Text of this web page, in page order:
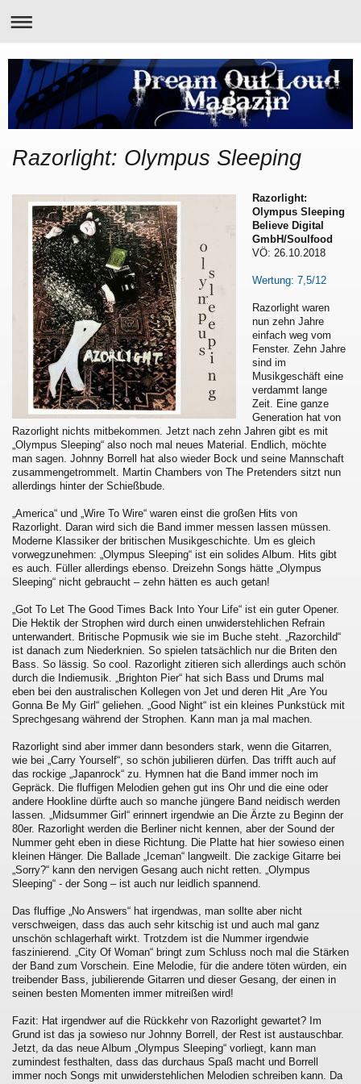
Razorlight: Olympus Sleeping
Razorlight:
Olympus Sleeping
Believe Digital
GmbH/Soulfood
VÖ: 26.10.2018
Wertung: 7,5/12
Razorlight waren
nun zehn Jahre
einfach weg vom
Fenster. Zehn Jahre
sind im
Musikgeschäft eine
verdammt lange
Zeit. Eine ganze
Generation hat von
Razorlight nichts mitbekommen. Jetzt nach zehn Jahren gibt es mit
„Olympus Sleeping“ also noch mal neues Material. Endlich, möchte
man sagen. Johnny Borrell hat also wieder Bock und seine Mannschaft
zusammengetrommelt. Martin Chambers von The Pretenders sitzt nun
allerdings hinter der Schießbude.
„America“ und „Wire To Wire“ waren einst die großen Hits von
Razorlight. Daran wird sich die Band immer messen lassen müssen.
Moderne Klassiker der britischen Musikgeschichte. Um es gleich
vorwegzunehmen: „Olympus Sleeping“ ist ein solides Album. Hits gibt
es auch. Füller allerdings ebenso. Dreizehn Songs hätte „Olympus
Sleeping“ nicht gebraucht – zehn hätten es auch getan!
„Got To Let The Good Times Back Into Your Life“ ist ein guter Opener.
Die Hektik der Strophen wird durch einen unwiderstehlichen Refrain
unterwandert. Britische Popmusik wie sie im Buche steht. „Razorchild“
ist danach zum Niederknien. So spielen tatsächlich nur die Briten den
Bass. So lässig. So cool. Razorlight zitieren sich allerdings auch schön
durch die Indiemusik. „Brighton Pier“ hat sich Bass und Drums mal
eben bei den australischen Kollegen von Jet und deren Hit „Are You
Gonna Be My Girl“ geliehen. „Good Night“ ist ein kleines Punkstück mit
Sprechgesang während der Strophen. Kann man ja mal machen.
Razorlight sind aber immer dann besonders stark, wenn die Gitarren,
wie bei „Carry Yourself“, so schön jubilieren dürfen. Das trifft auch auf
das rockige „Japanrock“ zu. Hymnen hat die Band immer noch im
Gepräck. Die fluffigen Melodien gehen gut ins Ohr und die eine oder
andere Hookline dürfte auch so manche jüngere Band neidisch werden
lassen. „Midsummer Girl“ erinnert irgendwie an Die Ärzte zu Beginn der
80er. Razorlight werden die Berliner nicht kennen, aber der Sound der
Nummer geht eben in diese Richtung. Die Platte hat hier sowieso einen
kleinen Hänger. Die Ballade „Iceman“ langweilt. Die zackige Gitarre bei
„Sorry?“ kann den nervigen Gesang auch nicht retten. „Olympus
Sleeping“ - der Song – ist auch nur leidlich spannend.
Das fluffige „No Answers“ hat irgendwas, man sollte aber nicht
verschweigen, dass das auch sehr kitschig ist und auch mal ganz
unschön schlagerhaft wirkt. Trotzdem ist die Nummer irgendwie
faszinierend. „City Of Woman“ bringt zum Schluss noch mal die Stärken
der Band zum Vorschein. Eine Melodie, für die andere töten würden, ein
treibender Bass, jubilierende Gitarren und dieser Gesang, der einen in
seinen besten Momenten immer mitreißen wird!
Fazit: Hat irgendwer auf die Rückkehr von Razorlight gewartet? Im
Grund ist das ja sowieso nur Johnny Borrell, der Rest ist austauschbar.
Jetzt, da das neue Album „Olympus Sleeping“ vorliegt, kann man
zumindest festhalten, dass das durchaus Spaß macht und Borrell
immer noch Songs mit unwiderstehlichen Melodien schreiben kann. Da